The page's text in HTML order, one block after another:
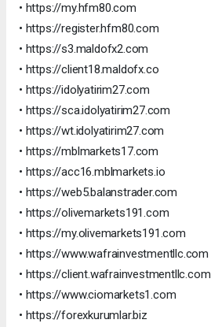
• https://my.hfm80.com
• https://register.hfm80.com
• https://s3.maldofx2.com
• https://client18.maldofx.co
• https://idolyatirim27.com
• https://sca.idolyatirim27.com
• https://wt.idolyatirim27.com
• https://mblmarkets17.com
• https://acc16.mblmarkets.io
• https://web5.balanstrader.com
• https://olivemarkets191.com
• https://my.olivemarkets191.com
• https://www.wafrainvestmentllc.com
• https://client.wafrainvestmentllc.com
• https://www.ciomarkets1.com
• https://forexkurumlar.biz